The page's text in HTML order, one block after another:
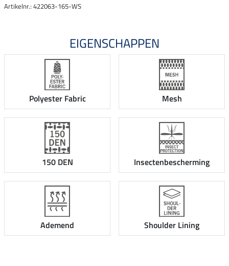
Artikelnr.: 422063-165-WS
EIGENSCHAPPEN
Polyester Fabric Mesh
150 DEN Insectenbescherming
Ademend Shoulder Lining